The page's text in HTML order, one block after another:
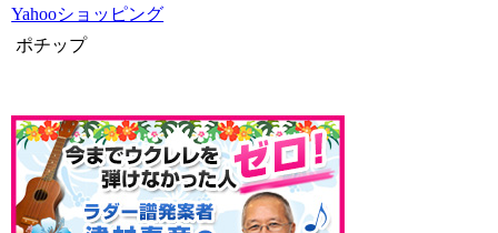
Yahooショッピング
ポチップ